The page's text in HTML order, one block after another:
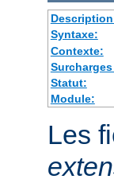
Syntaxe:
Contexte:
Statut:
Module:
Les